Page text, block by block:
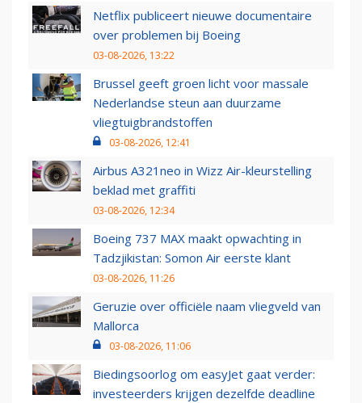
Netflix publiceert nieuwe documentaire
over problemen bij Boeing
03-08-2026, 13:22
Brussel geeft groen licht voor massale
Nederlandse steun aan duurzame
vliegtuigbrandstoffen
03-08-2026, 12:41
Airbus A321neo in Wizz Air-kleurstelling
beklad met graffiti
03-08-2026, 12:34
Boeing 737 MAX maakt opwachting in
Tadzjikistan: Somon Air eerste klant
03-08-2026, 11:26
Geruzie over officiële naam vliegveld van
Mallorca
03-08-2026, 11:06
Biedingsoorlog om easyJet gaat verder:
investeerders krijgen dezelfde deadline